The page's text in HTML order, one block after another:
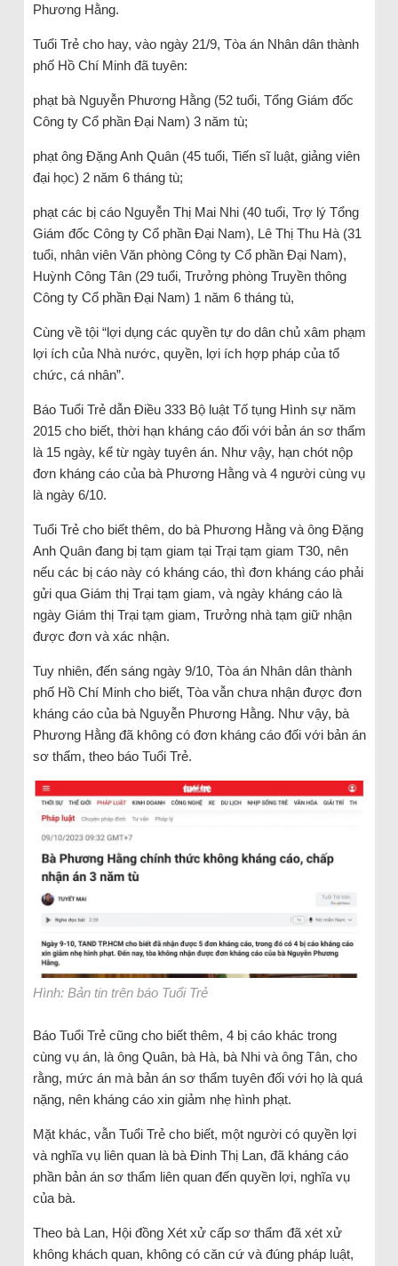
Phương Hằng.
Tuổi Trẻ cho hay, vào ngày 21/9, Tòa án Nhân dân thành
phố Hồ Chí Minh đã tuyên:
phạt bà Nguyễn Phương Hằng (52 tuổi, Tổng Giám đốc
Công ty Cổ phần Đại Nam) 3 năm tù;
phạt ông Đặng Anh Quân (45 tuổi, Tiến sĩ luật, giảng viên
đại học) 2 năm 6 tháng tù;
phạt các bị cáo Nguyễn Thị Mai Nhi (40 tuổi, Trợ lý Tổng
Giám đốc Công ty Cổ phần Đại Nam), Lê Thị Thu Hà (31
tuổi, nhân viên Văn phòng Công ty Cổ phần Đại Nam),
Huỳnh Công Tân (29 tuổi, Trưởng phòng Truyền thông
Công ty Cổ phần Đại Nam) 1 năm 6 tháng tù,
Cùng về tội “lợi dụng các quyền tự do dân chủ xâm phạm
lợi ích của Nhà nước, quyền, lợi ích hợp pháp của tổ
chức, cá nhân”.
Báo Tuổi Trẻ dẫn Điều 333 Bộ luật Tố tụng Hình sự năm
2015 cho biết, thời hạn kháng cáo đối với bản án sơ thẩm
là 15 ngày, kể từ ngày tuyên án. Như vậy, hạn chót nộp
đơn kháng cáo của bà Phương Hằng và 4 người cùng vụ
là ngày 6/10.
Tuổi Trẻ cho biết thêm, do bà Phương Hằng và ông Đặng
Anh Quân đang bị tạm giam tại Trại tạm giam T30, nên
nếu các bị cáo này có kháng cáo, thì đơn kháng cáo phải
gửi qua Giám thị Trại tạm giam, và ngày kháng cáo là
ngày Giám thị Trại tạm giam, Trưởng nhà tạm giữ nhận
được đơn và xác nhận.
Tuy nhiên, đến sáng ngày 9/10, Tòa án Nhân dân thành
phố Hồ Chí Minh cho biết, Tòa vẫn chưa nhận được đơn
kháng cáo của bà Nguyễn Phương Hằng. Như vậy, bà
Phương Hằng đã không có đơn kháng cáo đối với bản án
sơ thẩm, theo báo Tuổi Trẻ.
Hình: Bản tin trên báo Tuổi Trẻ
Báo Tuổi Trẻ cũng cho biết thêm, 4 bị cáo khác trong
cùng vụ án, là ông Quân, bà Hà, bà Nhi và ông Tân, cho
rằng, mức án mà bản án sơ thẩm tuyên đối với họ là quá
nặng, nên kháng cáo xin giảm nhẹ hình phạt.
Mặt khác, vẫn Tuổi Trẻ cho biết, một người có quyền lợi
và nghĩa vụ liên quan là bà Đinh Thị Lan, đã kháng cáo
phần bản án sơ thẩm liên quan đến quyền lợi, nghĩa vụ
của bà.
Theo bà Lan, Hội đồng Xét xử cấp sơ thẩm đã xét xử
không khách quan, không có căn cứ và đúng pháp luật,